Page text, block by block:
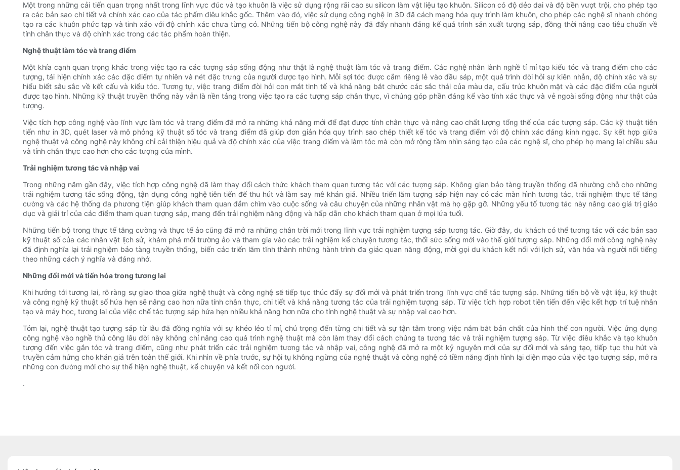
Một trong những cải tiến quan trọng nhất trong lĩnh vực đúc và tạo khuôn là việc sử dụng rộng rãi cao su silicon làm vật liệu tạo khuôn. Silicon có độ dẻo dai và độ bền vượt trội, cho phép tạo
ra các bản sao chi tiết và chính xác cao của tác phẩm điêu khắc gốc. Thêm vào đó, việc sử dụng công nghệ in 3D đã cách mạng hóa quy trình làm khuôn, cho phép các nghệ sĩ nhanh chóng
tạo ra các khuôn phức tạp và tinh xảo với độ chính xác chưa từng có. Những tiến bộ công nghệ này đã đẩy nhanh đáng kể quá trình sản xuất tượng sáp, đồng thời nâng cao tiêu chuẩn về
tính chân thực và độ chính xác trong các tác phẩm hoàn thiện.
Nghệ thuật làm tóc và trang điểm
Một khía cạnh quan trọng khác trong việc tạo ra các tượng sáp sống động như thật là nghệ thuật làm tóc và trang điểm. Các nghệ nhân lành nghề tỉ mỉ tạo kiểu tóc và trang điểm cho các
tượng, tái hiện chính xác các đặc điểm tự nhiên và nét đặc trưng của người được tạo hình. Mỗi sợi tóc được cắm riêng lẻ vào đầu sáp, một quá trình đòi hỏi sự kiên nhẫn, độ chính xác và sự
hiểu biết sâu sắc về kết cấu và kiểu tóc. Tương tự, việc trang điểm đòi hỏi con mắt tinh tế và khả năng bắt chước các sắc thái của màu da, cấu trúc khuôn mặt và các đặc điểm của người
được tạo hình. Những kỹ thuật truyền thống này vẫn là nền tảng trong việc tạo ra các tượng sáp chân thực, vì chúng góp phần đáng kể vào tính xác thực và vẻ ngoài sống động như thật của
tượng.
Việc tích hợp công nghệ vào lĩnh vực làm tóc và trang điểm đã mở ra những khả năng mới để đạt được tính chân thực và nâng cao chất lượng tổng thể của các tượng sáp. Các kỹ thuật tiên
tiến như in 3D, quét laser và mô phỏng kỹ thuật số tóc và trang điểm đã giúp đơn giản hóa quy trình sao chép thiết kế tóc và trang điểm với độ chính xác đáng kinh ngạc. Sự kết hợp giữa
nghệ thuật và công nghệ này không chỉ cải thiện hiệu quả và độ chính xác của việc trang điểm và làm tóc mà còn mở rộng tầm nhìn sáng tạo của các nghệ sĩ, cho phép họ mang lại chiều sâu
và tính chân thực cao hơn cho các tượng của mình.
Trải nghiệm tương tác và nhập vai
Trong những năm gần đây, việc tích hợp công nghệ đã làm thay đổi cách thức khách tham quan tương tác với các tượng sáp. Không gian bảo tàng truyền thống đã nhường chỗ cho những
trải nghiệm tương tác sống động, tận dụng công nghệ tiên tiến để thu hút và làm say mê khán giả. Nhiều triển lãm tượng sáp hiện nay có các màn hình tương tác, trải nghiệm thực tế tăng
cường và các hệ thống đa phương tiện giúp khách tham quan đắm chìm vào cuộc sống và câu chuyện của những nhân vật mà họ gặp gỡ. Những yếu tố tương tác này nâng cao giá trị giáo
dục và giải trí của các điểm tham quan tượng sáp, mang đến trải nghiệm năng động và hấp dẫn cho khách tham quan ở mọi lứa tuổi.
Những tiến bộ trong thực tế tăng cường và thực tế ảo cũng đã mở ra những chân trời mới trong lĩnh vực trải nghiệm tượng sáp tương tác. Giờ đây, du khách có thể tương tác với các bản sao
kỹ thuật số của các nhân vật lịch sử, khám phá môi trường ảo và tham gia vào các trải nghiệm kể chuyện tương tác, thổi sức sống mới vào thế giới tượng sáp. Những đổi mới công nghệ này
đã định nghĩa lại trải nghiệm bảo tàng truyền thống, biến các triển lãm tĩnh thành những hành trình đa giác quan năng động, mời gọi du khách kết nối với lịch sử, văn hóa và người nổi tiếng
theo những cách ý nghĩa và đáng nhớ.
Những đổi mới và tiến hóa trong tương lai
Khi hướng tới tương lai, rõ ràng sự giao thoa giữa nghệ thuật và công nghệ sẽ tiếp tục thúc đẩy sự đổi mới và phát triển trong lĩnh vực chế tác tượng sáp. Những tiến bộ về vật liệu, kỹ thuật
và công nghệ kỹ thuật số hứa hẹn sẽ nâng cao hơn nữa tính chân thực, chi tiết và khả năng tương tác của trải nghiệm tượng sáp. Từ việc tích hợp robot tiên tiến đến việc kết hợp trí tuệ nhân
tạo và máy học, tương lai của việc chế tác tượng sáp hứa hẹn nhiều khả năng hơn nữa cho tính nghệ thuật và sự nhập vai cao hơn.
Tóm lại, nghệ thuật tạo tượng sáp từ lâu đã đồng nghĩa với sự khéo léo tỉ mỉ, chú trọng đến từng chi tiết và sự tận tâm trong việc nắm bắt bản chất của hình thể con người. Việc ứng dụng
công nghệ vào nghề thủ công lâu đời này không chỉ nâng cao quá trình nghệ thuật mà còn làm thay đổi cách chúng ta tương tác và trải nghiệm tượng sáp. Từ việc điêu khắc và tạo khuôn
tượng đến việc gắn tóc và trang điểm, cũng như phát triển các trải nghiệm tương tác và nhập vai, công nghệ đã mở ra một kỷ nguyên mới của sự đổi mới và sáng tạo, tiếp tục thu hút và
truyền cảm hứng cho khán giả trên toàn thế giới. Khi nhìn về phía trước, sự hội tụ không ngừng của nghệ thuật và công nghệ có tiềm năng định hình lại diện mạo của việc tạo tượng sáp, mở ra
những con đường mới cho sự thể hiện nghệ thuật, kể chuyện và kết nối con người.
.